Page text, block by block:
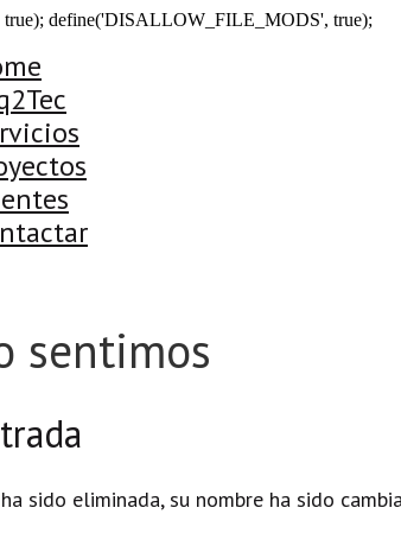
define('DISALLOW_FILE_MODS', true);
sentimos
sido eliminada, su nombre ha sido